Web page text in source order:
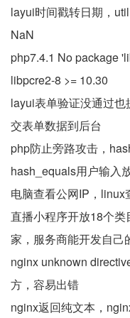
layui时间戳转日期，
NaN
php7.4.1 No package
libpcre2-8 >= 10.30
layui表单验证没通过
交表单数据到后台
php防止旁路攻击，
hash_equals用户输入
电脑查看公网IP，
直播小程序开放18个
家，服务商能开发自己
nginx unknown
方，容易出错
nginx返回纯文本，